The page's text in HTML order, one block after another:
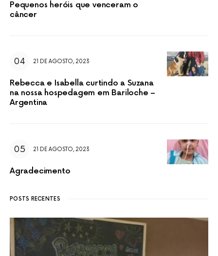
Pequenos heróis que venceram o
câncer
21 DE AGOSTO, 2023
Rebecca e Isabella curtindo a Suzana
na nossa hospedagem em Bariloche –
Argentina
21 DE AGOSTO, 2023
Agradecimento
POSTS RECENTES